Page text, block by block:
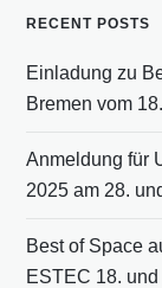
RECENT POSTS
Einladung zu
Bremen vom
Anmeldung für
2025 am 28.
Best of Space
ESTEC 18.